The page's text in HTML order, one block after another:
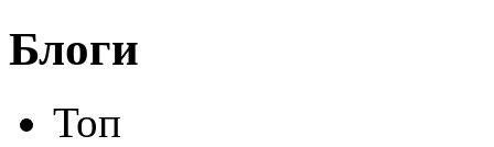
Блоги
Топ